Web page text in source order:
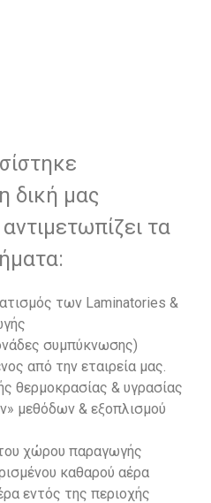
δική μας
τα
των Laminatories &
συμπύκνωσης)
από την εταιρεία μας.
θερμοκρασίας & υγρασίας
μεθόδων & εξοπλισμού
χώρου παραγωγής
καθαρού αέρα
εντός της περιοχής